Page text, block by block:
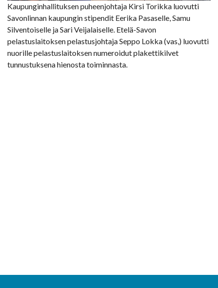
Kaupunginhallituksen puheenjohtaja Kirsi Torikka luovutti
Savonlinnan kaupungin stipendit Eerika Pasaselle, Samu
Silventoiselle ja Sari Veijalaiselle. Etelä-Savon
pelastuslaitoksen pelastusjohtaja Seppo Lokka (vas,) luovutti
nuorille pelastuslaitoksen numeroidut plakettikilvet
tunnustuksena hienosta toiminnasta.